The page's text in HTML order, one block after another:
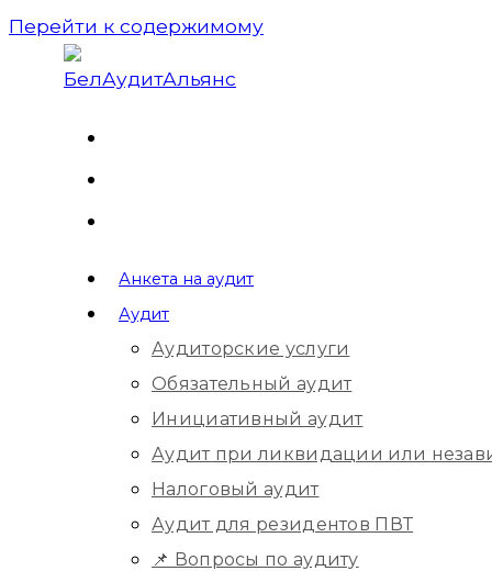
Перейти к содержимому
Анкета на аудит
Аудит
Аудиторские услуги
Обязательный аудит
Инициативный аудит
Аудит при ликвидации или
Налоговый аудит
Аудит для резидентов ПВТ
📌 Вопросы по аудиту